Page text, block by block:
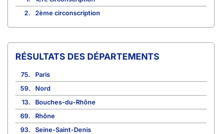
2.
2ème circonscription
RÉSULTATS DES DÉPARTEMENTS
75.
Paris
59.
Nord
13.
Bouches-du-Rhône
69.
Rhône
93.
Seine-Saint-Denis